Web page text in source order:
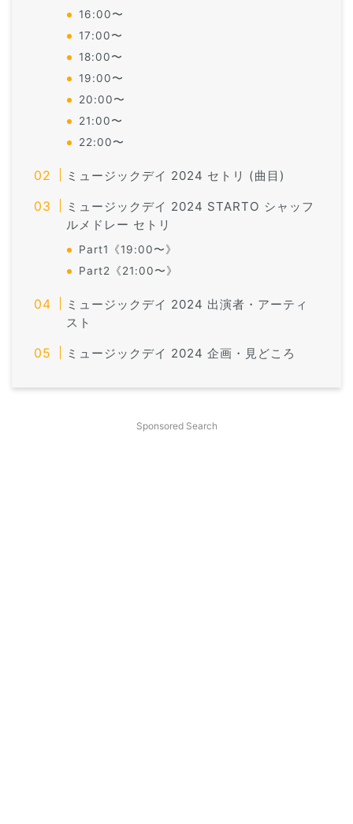
16:00〜
17:00〜
18:00〜
19:00〜
20:00〜
21:00〜
22:00〜
ミュージックデイ 2024 セトリ (曲目)
ミュージックデイ 2024 STARTO シャッフ
ルメドレー セトリ
Part1《19:00〜》
Part2《21:00〜》
ミュージックデイ 2024 出演者・アーティ
スト
ミュージックデイ 2024 企画・見どころ
Sponsored Search